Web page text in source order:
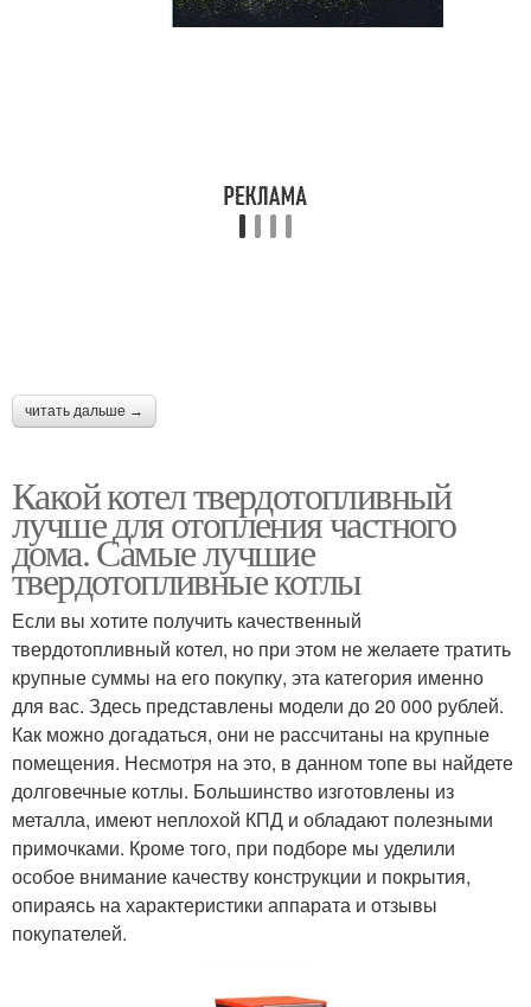
читать дальше →
Какой котел твердотопливный
лучше для отопления частного
дома. Самые лучшие
твердотопливные котлы
Если вы хотите получить качественный
твердотопливный котел, но при этом не желаете тратить
крупные суммы на его покупку, эта категория именно
для вас. Здесь представлены модели до 20 000 рублей.
Как можно догадаться, они не рассчитаны на крупные
помещения. Несмотря на это, в данном топе вы найдете
долговечные котлы. Большинство изготовлены из
металла, имеют неплохой КПД и обладают полезными
примочками. Кроме того, при подборе мы уделили
особое внимание качеству конструкции и покрытия,
опираясь на характеристики аппарата и отзывы
покупателей.